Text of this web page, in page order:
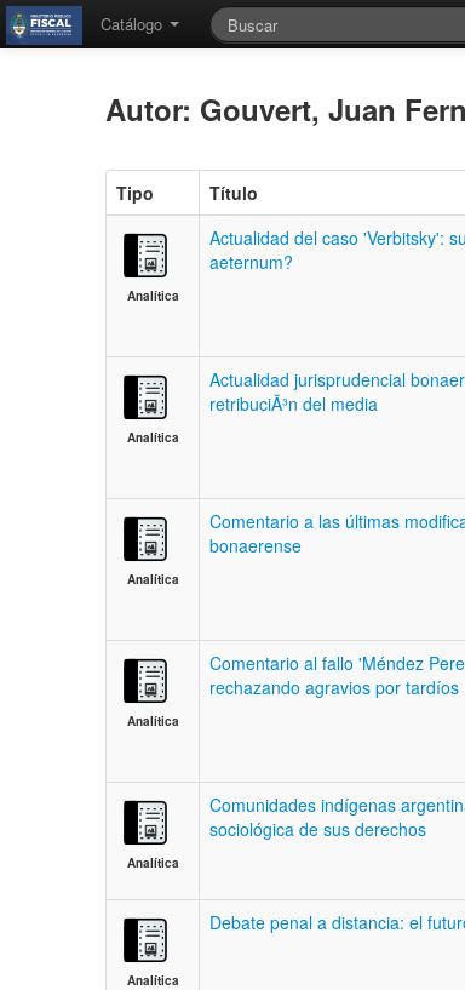
Catálogo
Autor: Gouvert, Juan
Tipo Título
Analítica
Actualidad del caso 'Verbitsky':
aeternum?
Analítica
Actualidad jurisprudencial
retribuciÃ³n del media
Analítica
Comentario a las últimas
bonaerense
Analítica
Comentario al fallo 'Méndez
rechazando agravios por tardíos
Analítica
Comunidades indígenas
sociológica de sus derechos
Analítica
Debate penal a distancia: el